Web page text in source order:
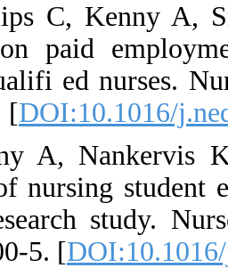
Phillips C,
paid
qualifi ed
10-4. [
Kenny A,
of nursing
research
600-5. [